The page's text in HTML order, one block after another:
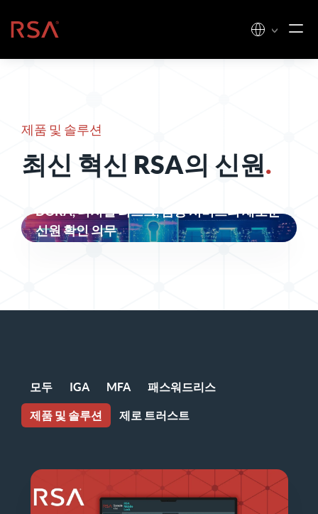
홈
제품 및 솔루션
최신 혁신 RSA의 신원.
DORA, 디지털 리스크, 금융 서비스의 새로운
신원 확인 의무
모두 IGA MFA 패스워드리스
제품 및 솔루션 제로 트러스트